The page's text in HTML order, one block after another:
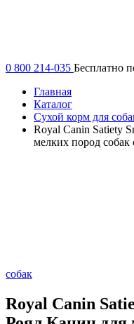
0 800 214-035 Бесплатно
Главная
Каталог
Сухой корм для
Royal Canin Satiety
мелких пород
собак
Royal Canin